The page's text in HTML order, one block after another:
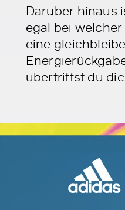
Darüber hinaus
egal bei
eine
übertriffst du